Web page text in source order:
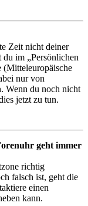
Zeit nicht deiner
im „Persönlichen
(Mitteleuropäische
nur von
Wenn du noch nicht
jetzt zu tun.
geht immer
richtig
falsch ist, geht die
einen
kann.